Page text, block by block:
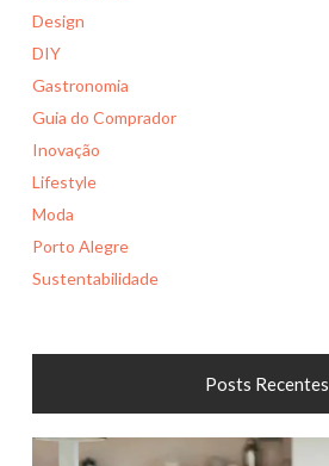
Design
DIY
Gastronomia
Guia do Comprador
Inovação
Lifestyle
Moda
Porto Alegre
Sustentabilidade
Posts Recentes